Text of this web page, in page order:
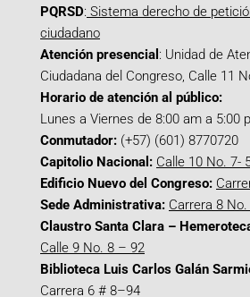
PQRSD: Sistema derecho de
ciudadano
Atención presencial : Unidad de
Ciudadana del Congreso, Calle 11
Horario de atención al público:
Lunes a Viernes de 8:00 am a 5:00
Conmutador: (+57) (601) 8770720
Capitolio Nacional: Calle 10 No. 7-
Edificio Nuevo del Congreso:
Sede Administrativa: Carrera 8
Claustro Santa Clara –
Calle 9 No. 8 – 92
Biblioteca Luis Carlos Galán
Carrera 6 # 8–94